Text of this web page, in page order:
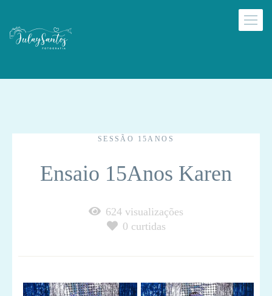
SESSÃO 15ANOS
Ensaio 15Anos Karen
624 visualizações
0 curtidas